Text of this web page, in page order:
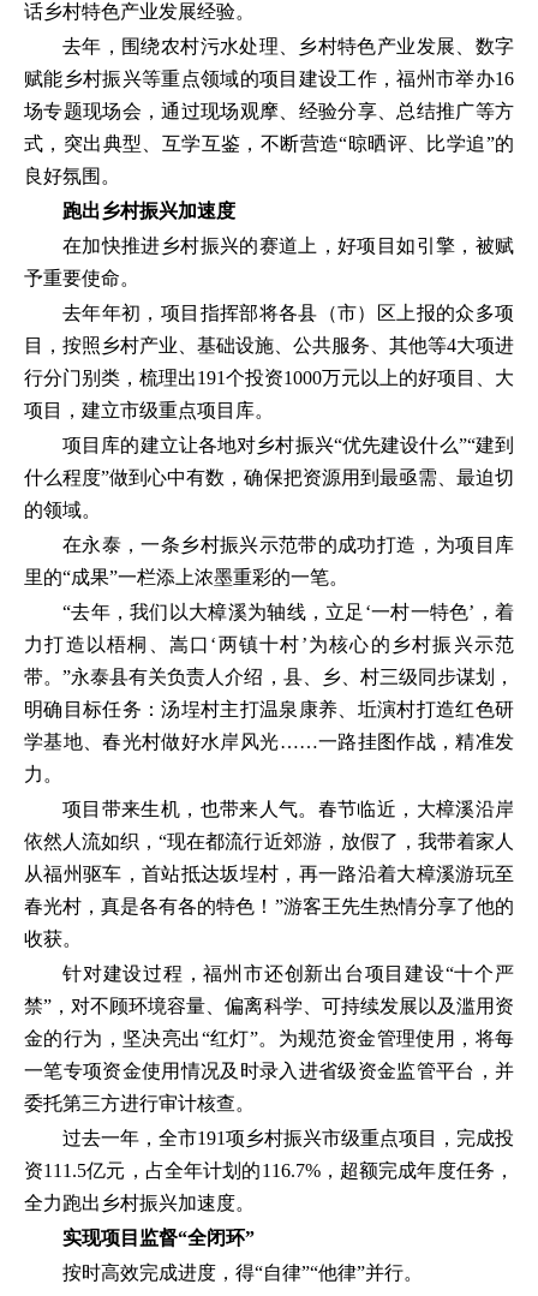
话乡村特色产业发展经验。
去年，围绕农村污水处理、乡村特色产业发展、数字
赋能乡村振兴等重点领域的项目建设工作，福州市举办16
场专题现场会，通过现场观摩、经验分享、总结推广等方
式，突出典型、互学互鉴，不断营造“晾晒评、比学追”的
良好氛围。
跑出乡村振兴加速度
在加快推进乡村振兴的赛道上，好项目如引擎，被赋
予重要使命。
去年年初，项目指挥部将各县（市）区上报的众多项
目，按照乡村产业、基础设施、公共服务、其他等4大项进
行分门别类，梳理出191个投资1000万元以上的好项目、大
项目，建立市级重点项目库。
项目库的建立让各地对乡村振兴“优先建设什么”“建到
什么程度”做到心中有数，确保把资源用到最亟需、最迫切
的领域。
在永泰，一条乡村振兴示范带的成功打造，为项目库
里的“成果”一栏添上浓墨重彩的一笔。
“去年，我们以大樟溪为轴线，立足‘一村一特色’，着
力打造以梧桐、嵩口‘两镇十村’为核心的乡村振兴示范
带。”永泰县有关负责人介绍，县、乡、村三级同步谋划，
明确目标任务：汤埕村主打温泉康养、坵演村打造红色研
学基地、春光村做好水岸风光……一路挂图作战，精准发
力。
项目带来生机，也带来人气。春节临近，大樟溪沿岸
依然人流如织，“现在都流行近郊游，放假了，我带着家人
从福州驱车，首站抵达坂埕村，再一路沿着大樟溪游玩至
春光村，真是各有各的特色！”游客王先生热情分享了他的
收获。
针对建设过程，福州市还创新出台项目建设“十个严
禁”，对不顾环境容量、偏离科学、可持续发展以及滥用资
金的行为，坚决亮出“红灯”。为规范资金管理使用，将每
一笔专项资金使用情况及时录入进省级资金监管平台，并
委托第三方进行审计核查。
过去一年，全市191项乡村振兴市级重点项目，完成投
资111.5亿元，占全年计划的116.7%，超额完成年度任务，
全力跑出乡村振兴加速度。
实现项目监督“全闭环”
按时高效完成进度，得“自律”“他律”并行。